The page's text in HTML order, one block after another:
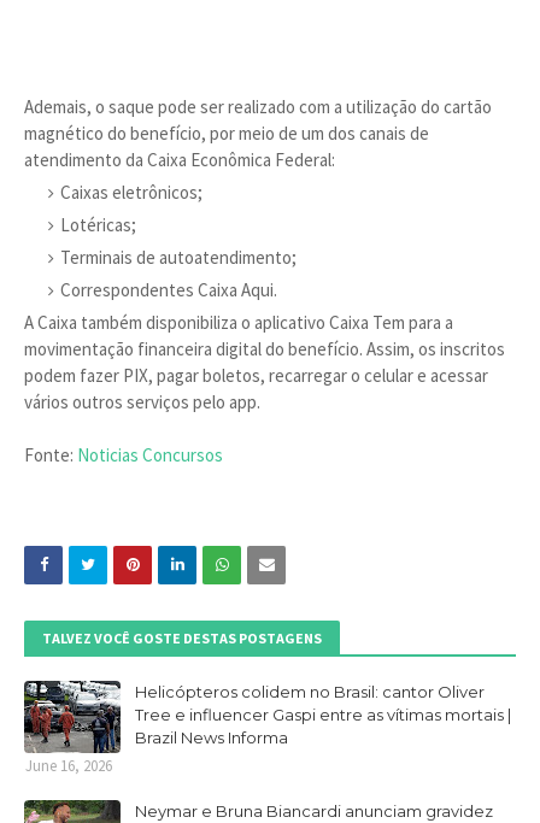
Ademais, o saque pode ser realizado com a utilização do cartão
magnético do benefício, por meio de um dos canais de
atendimento da Caixa Econômica Federal:
Caixas eletrônicos;
Lotéricas;
Terminais de autoatendimento;
Correspondentes Caixa Aqui.
A Caixa também disponibiliza o aplicativo Caixa Tem para a
movimentação financeira digital do benefício. Assim, os inscritos
podem fazer PIX, pagar boletos, recarregar o celular e acessar
vários outros serviços pelo app.
Fonte: Noticias Concursos
TALVEZ VOCÊ GOSTE DESTAS POSTAGENS
Helicópteros colidem no Brasil: cantor Oliver
Tree e influencer Gaspi entre as vítimas mortais |
Brazil News Informa
June 16, 2026
Neymar e Bruna Biancardi anunciam gravidez